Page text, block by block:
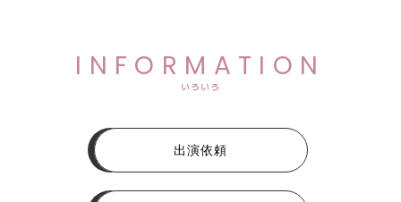
INFORMATION
いろいろ
出演依頼